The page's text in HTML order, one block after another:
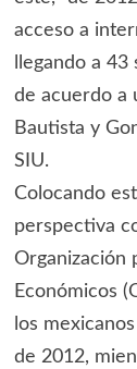
acceso a
llegando a
de acuerdo a
Bautista y
SIU.
Colocando
perspectiva
Organización
Económicos
los
de 2012,